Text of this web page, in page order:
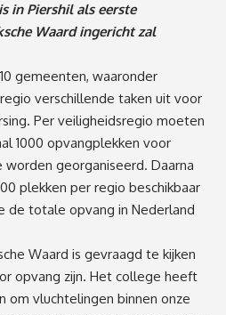
in Piershil als eerste
Waard ingericht zal
gemeenten, waaronder
verschillende taken uit voor
Per veiligheidsregio moeten
1000 opvangplekken voor
georganiseerd. Daarna
plekken per regio beschikbaar
de totale opvang in Nederland
Waard is gevraagd te kijken
opvang zijn. Het college heeft
om vluchtelingen binnen onze